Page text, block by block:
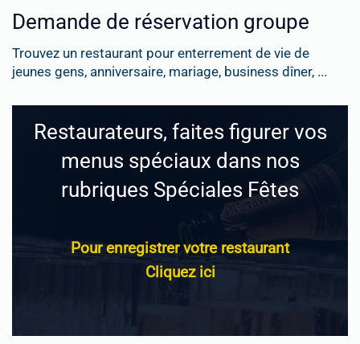
Demande de réservation groupe
Trouvez un restaurant pour enterrement de vie de
jeunes gens, anniversaire, mariage, business dîner, ...
Restaurateurs, faites figurer vos
menus spéciaux dans nos
rubriques Spéciales Fêtes
Pour enregistrer votre restaurant
Cliquez ici